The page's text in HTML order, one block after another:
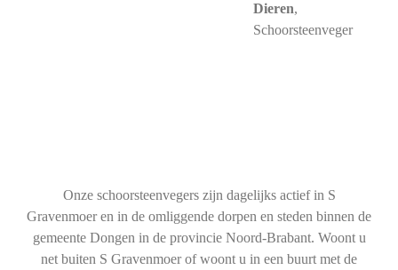
Dieren,
Schoorsteenveger
Onze schoorsteenvegers zijn dagelijks actief in S
Gravenmoer en in de omliggende dorpen en steden binnen de
gemeente Dongen in de provincie Noord-Brabant. Woont u
net buiten S Gravenmoer of woont u in een buurt met de